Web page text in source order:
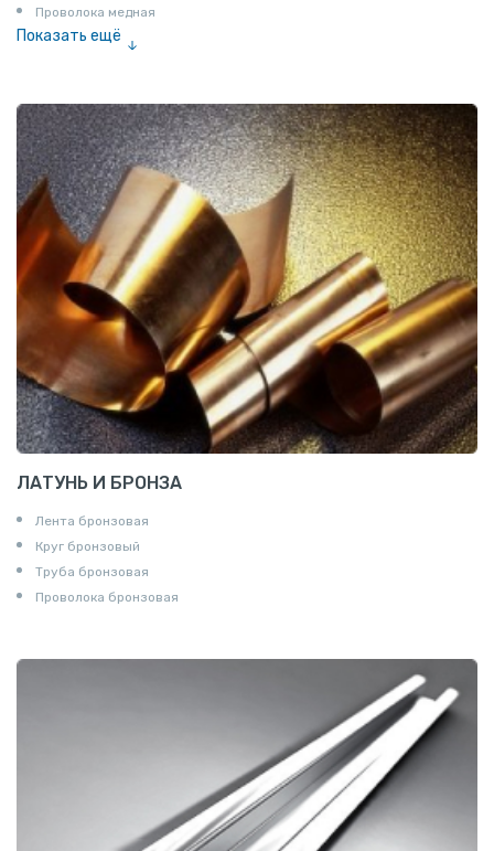
Проволока медная
Показать ещё
ЛАТУНЬ И БРОНЗА
Лента бронзовая
Круг бронзовый
Труба бронзовая
Проволока бронзовая